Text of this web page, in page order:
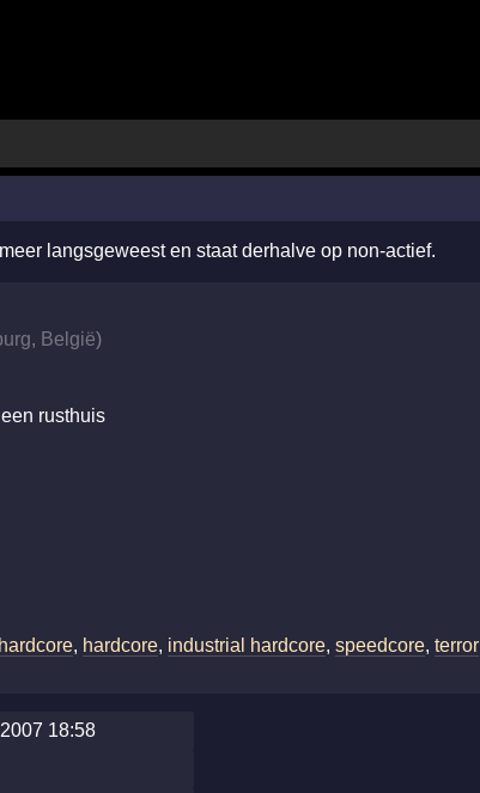
langsgeweest en staat derhalve op non-actief.
, België)
rusthuis
, hardcore, industrial hardcore,speedcore,terror
18:58